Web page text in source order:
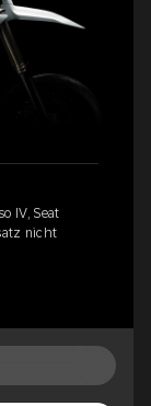
IV, Seat
nicht